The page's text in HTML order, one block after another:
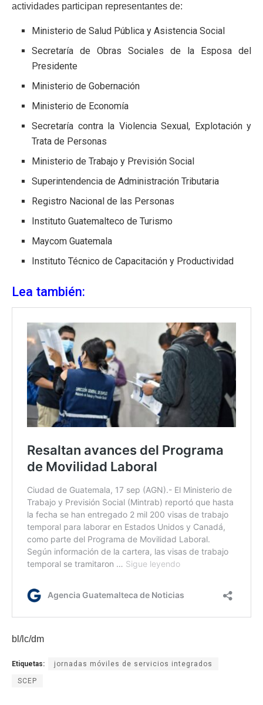
actividades participan representantes de:
Ministerio de Salud Pública y Asistencia Social
Secretaría de Obras Sociales de la Esposa del
Presidente
Ministerio de Gobernación
Ministerio de Economía
Secretaría contra la Violencia Sexual, Explotación y
Trata de Personas
Ministerio de Trabajo y Previsión Social
Superintendencia de Administración Tributaria
Registro Nacional de las Personas
Instituto Guatemalteco de Turismo
Maycom Guatemala
Instituto Técnico de Capacitación y Productividad
Lea también:
bl/lc/dm
Etiquetas: jornadas móviles de servicios integrados
SCEP